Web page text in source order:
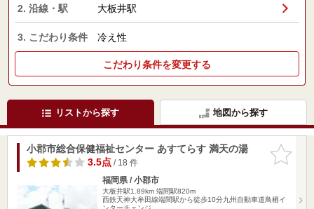
2. 沿線・駅 大板井駅
3. こだわり条件 冷え性
こだわり条件を変更する
リストから探す 地図から探す
お気に入
りに追加
小郡市総合保健福祉センター あすてらす 満天の湯
3.5点/ 18 件
福岡県 / 小郡市
大板井駅1.89km 端間駅820m
西鉄天神大牟田線端間駅から徒歩10分九州自動車道鳥栖イ